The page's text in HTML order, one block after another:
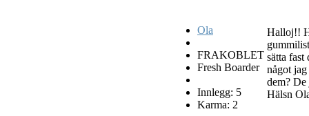
Ola
FRAKOBLET
Fresh Boarder
Innlegg: 5
Karma: 2
Halloj!!
sätta fast
något
dem?
Hälsn